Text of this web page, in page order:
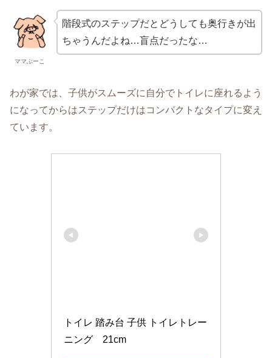
ママぶーこ
階段式のステップだとどうしても奥行きが出
ちゃうんだよね…盲点だったな…
わが家では、子供がスムーズに自分でトイレに座れるよう
になってからはステップだけはコンパクトなタイプに変え
ています。
トイレ 踏み台 子供 トイレトレー
ニング　21cm